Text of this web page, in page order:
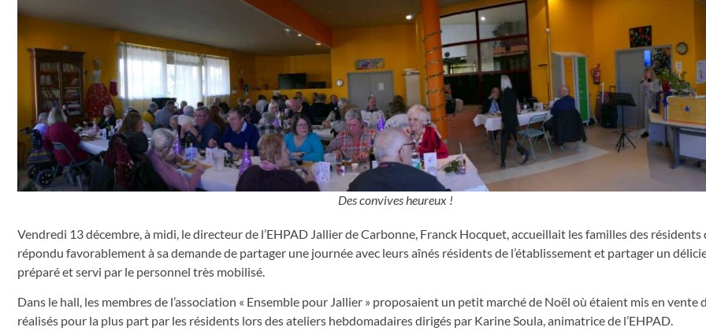
Des convives heureux !
Vendredi 13 décembre, à midi, le directeur de l’EHPAD Jallier de Carbonne, Franck Hocquet, accueillait les familles des
répondu favorablement à sa demande de partager une journée avec leurs aînés résidents de l’établissement et partager un
préparé et servi par le personnel très mobilisé.
Dans le hall, les membres de l’association « Ensemble pour Jallier » proposaient un petit marché de Noël où étaient mis en vente
réalisés pour la plus part par les résidents lors des ateliers hebdomadaires dirigés par Karine Soula, animatrice de l’EHPAD.